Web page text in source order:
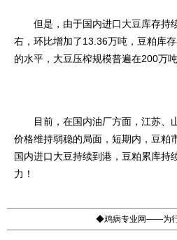
但是，由于国内进口大豆库存持续
右，环比增加了13.36万吨，豆粕库
的水平，大豆压榨规模普遍在200万
目前，在国内油厂方面，江苏、山
价格维持弱稳的局面，短期内，豆粕
国内进口大豆持续到港，豆粕累库持
力！
◆鸡病专业网——为行